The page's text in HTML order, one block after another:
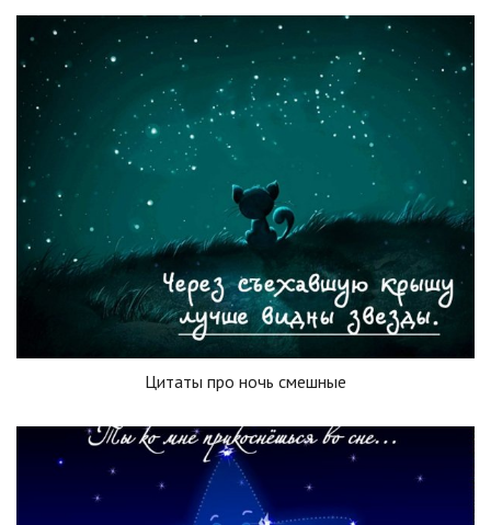
Цитаты про ночь смешные